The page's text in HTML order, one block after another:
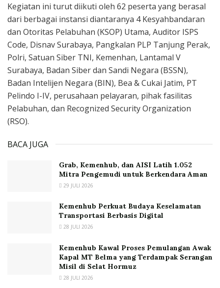
Kegiatan ini turut diikuti oleh 62 peserta yang berasal
dari berbagai instansi diantaranya 4 Kesyahbandaran
dan Otoritas Pelabuhan (KSOP) Utama, Auditor ISPS
Code, Disnav Surabaya, Pangkalan PLP Tanjung Perak,
Polri, Satuan Siber TNI, Kemenhan, Lantamal V
Surabaya, Badan Siber dan Sandi Negara (BSSN),
Badan Intelijen Negara (BIN), Bea & Cukai Jatim, PT
Pelindo I-IV, perusahaan pelayaran, pihak fasilitas
Pelabuhan, dan Recognized Security Organization
(RSO).
BACA JUGA
Grab, Kemenhub, dan AISI Latih 1.052
Mitra Pengemudi untuk Berkendara Aman
29 JULI 2026
Kemenhub Perkuat Budaya Keselamatan
Transportasi Berbasis Digital
28 JULI 2026
Kemenhub Kawal Proses Pemulangan Awak
Kapal MT Belma yang Terdampak Serangan
Misil di Selat Hormuz
28 JULI 2026